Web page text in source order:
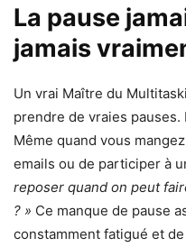
La pause
jamais
Un vrai Maître du
prendre de vraies pauses.
Même quand vous
emails ou de participer à
reposer quand on peut
? » Ce manque de pause
constamment fatigué et